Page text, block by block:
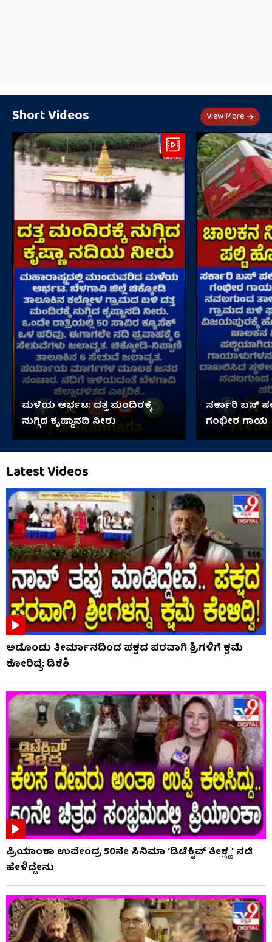
Short Videos View More
ಮಳೆಯ ಆರ್ಭಟ: ದತ್ತ ಮಂದಿರಕ್ಕೆ
ನುಗ್ಗಿದ ಕೃಷ್ಣಾನದಿ ನೀರು
ಸರ್ಕಾರಿ ಬಸ್
ಗಂಭೀರ ಗಾಯ
Latest Videos
ಅದೊಂದು ತೀರ್ಮಾನದಿಂದ ಪಕ್ಷದ ಪರವಾಗಿ ಶ್ರಿಗಳಿಗೆ ಕ್ಷಮೆ
ಕೋರಿದ್ದೆ: ಡಿಕೆಶಿ
ಪ್ರಿಯಾಂಕಾ ಉಪೇಂದ್ರ 50ನೇ ಸಿನಿಮಾ ‘ಡಿಟೆಕ್ಟಿವ್ ತೀಕ್ಷ್ಣ’ ನಟಿ
ಹೇಳಿದ್ದೇನು